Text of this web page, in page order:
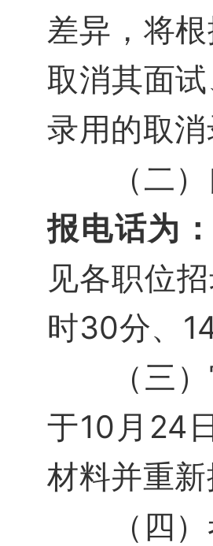
差异，将
取消其面
录用的取消
（二）
报电话为：
见各职位
时30分、
（三）审
于10月24
材料并重
（四）考